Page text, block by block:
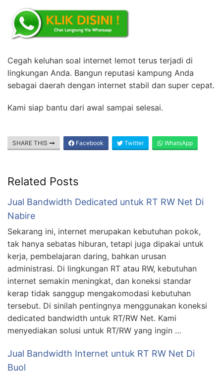
Cegah keluhan soal internet lemot terus terjadi di
lingkungan Anda. Bangun reputasi kampung Anda
sebagai daerah dengan internet stabil dan super cepat.
Kami siap bantu dari awal sampai selesai.
SHARE THIS Facebook Twitter WhatsApp
Related Posts
Jual Bandwidth Dedicated untuk RT RW Net Di
Nabire
Sekarang ini, internet merupakan kebutuhan pokok,
tak hanya sebatas hiburan, tetapi juga dipakai untuk
kerja, pembelajaran daring, bahkan urusan
administrasi. Di lingkungan RT atau RW, kebutuhan
internet semakin meningkat, dan koneksi standar
kerap tidak sanggup mengakomodasi kebutuhan
tersebut. Di sinilah pentingnya menggunakan koneksi
dedicated bandwidth untuk RT/RW Net. Kami
menyediakan solusi untuk RT/RW yang ingin …
Jual Bandwidth Internet untuk RT RW Net Di
Buol